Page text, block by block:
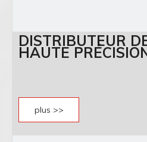
DISTRIBUTEUR
HAUTE
plus >>